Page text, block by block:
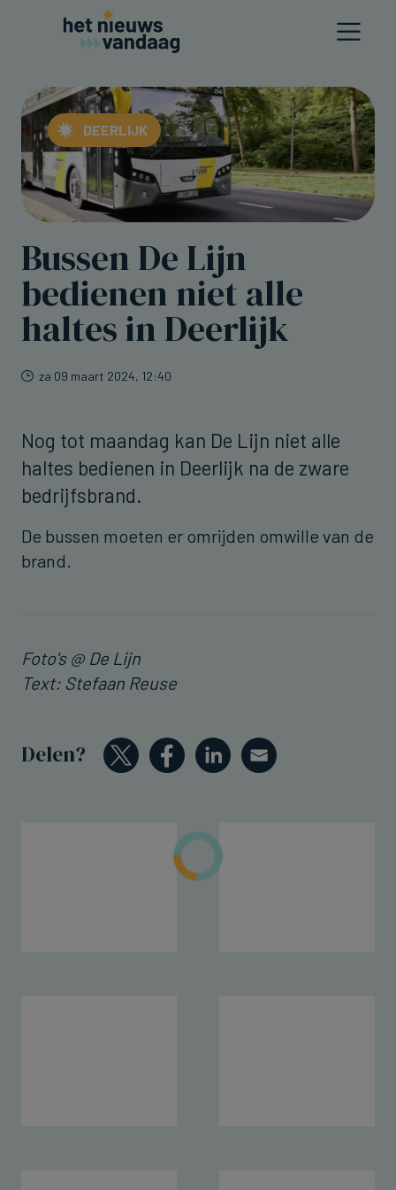
DEERLIJK
Bussen De Lijn
bedienen niet alle
haltes in Deerlijk
za 09 maart 2024, 12:40
Nog tot maandag kan De Lijn niet alle
haltes bedienen in Deerlijk na de zware
bedrijfsbrand.
De bussen moeten er omrijden omwille van de
brand.
Foto's @ De Lijn
Text: Stefaan Reuse
Delen?